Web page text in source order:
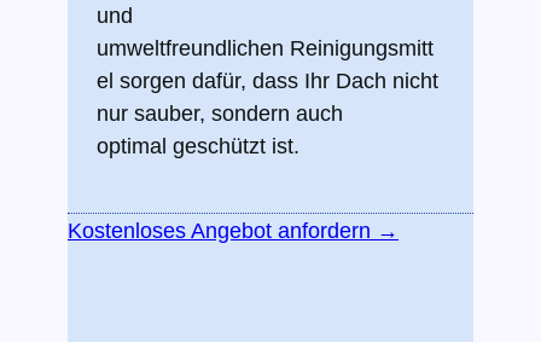
und
umweltfreundlichen Reinigungsmitt
el sorgen dafür, dass Ihr Dach nicht
nur sauber, sondern auch
optimal geschützt ist.
Kostenloses Angebot anfordern →